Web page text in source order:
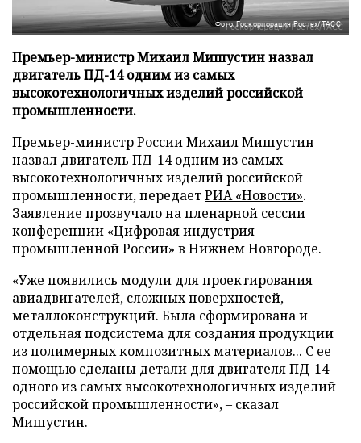
Фото: Госкорпорация Ростех/ТАСС
Премьер-министр Михаил Мишустин назвал
двигатель ПД-14 одним из самых
высокотехнологичных изделий российской
промышленности.
Премьер-министр России Михаил Мишустин
назвал двигатель ПД-14 одним из самых
высокотехнологичных изделий российской
промышленности, передаетРИА «Новости».
Заявление прозвучало на пленарной сессии
конференции «Цифровая индустрия
промышленной России» в Нижнем Новгороде.
«Уже появились модули для проектирования
авиадвигателей, сложных поверхностей,
металлоконструкций. Была сформирована и
отдельная подсистема для создания продукции
из полимерных композитных материалов... С ее
помощью сделаны детали для двигателя ПД-14 –
одного из самых высокотехнологичных изделий
российской промышленности», – сказал
Мишустин.